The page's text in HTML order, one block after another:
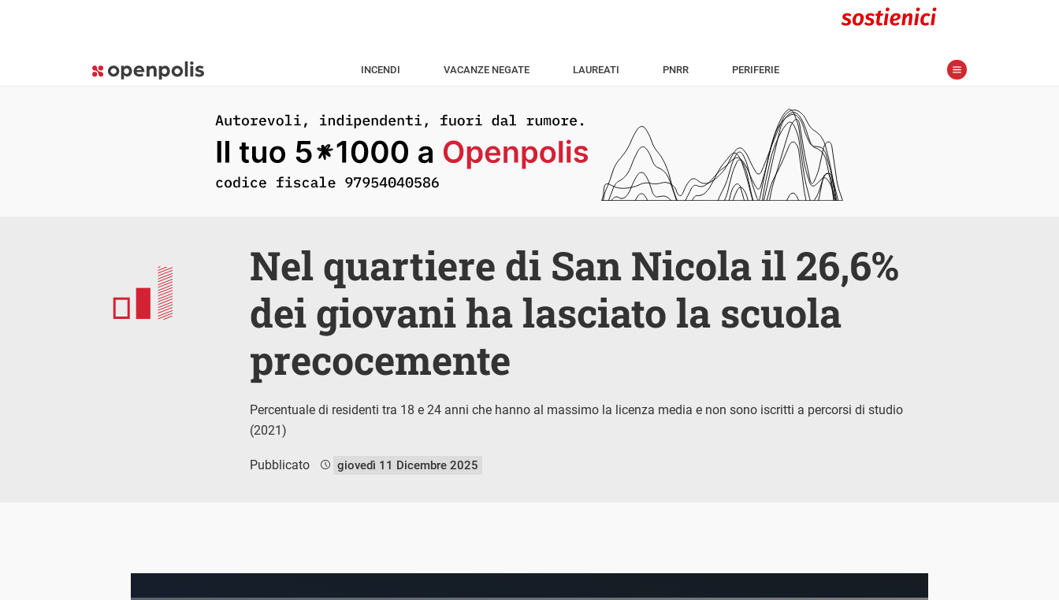
INCENDI VACANZE NEGATE LAUREATI PNRR PERIFERIE
Nel quartiere di San Nicola il 26,6%
dei giovani ha lasciato la scuola
precocemente
Percentuale di residenti tra 18 e 24 anni che hanno al massimo la licenza media e non sono iscritti a percorsi di studio
(2021)
Pubblicato giovedì 11 Dicembre 2025